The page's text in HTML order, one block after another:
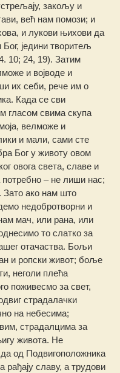
закољу и
већ нам помози; и
и лукови њихови да
једини творитељ
10; 24, 19). Затим
и војводе и
их себи, рече им о
Када се сви
гласом свима скупа
велможе и
и мали, сами сте
Бог у животу овом
овога света, славе и
потребно – не лиши нас;
ако нам што
недобротворни и
мач, или рана, или
то слатко за
отачаства. Бољи
и ропски живот; боље
неголи плећа
поживесмо за свет,
страдалачки
на небесима;
страдалцима за
живота. Не
од Подвигоположника
славу, а трудови